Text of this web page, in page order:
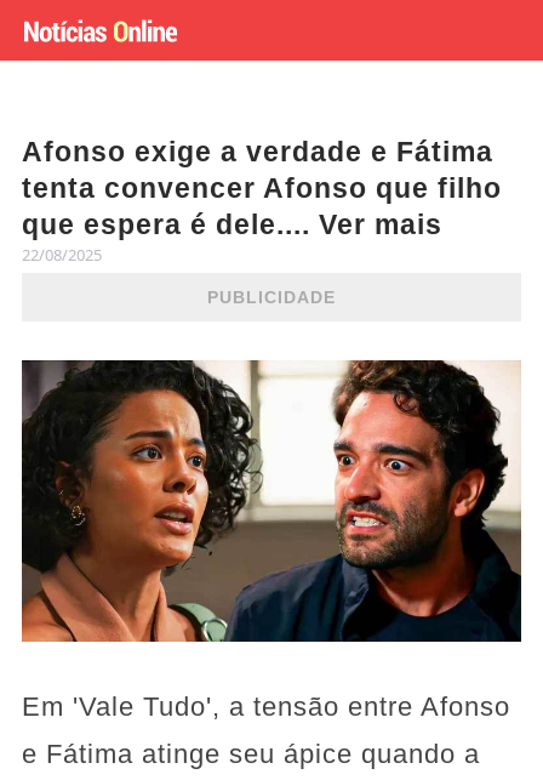
Afonso exige a verdade e Fátima
tenta convencer Afonso que filho
que espera é dele.... Ver mais
22/08/2025
PUBLICIDADE
Em 'Vale Tudo', a tensão entre Afonso
e Fátima atinge seu ápice quando a